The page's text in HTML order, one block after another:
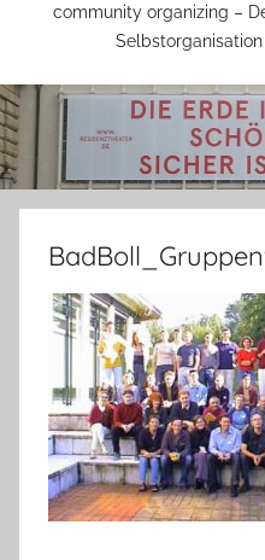
community organizing –